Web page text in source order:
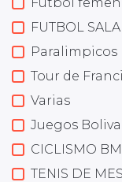
FUTBOL SALA
Paralimpicos
Tour de
Varias
Juegos
CICLISMO
TENIS DE